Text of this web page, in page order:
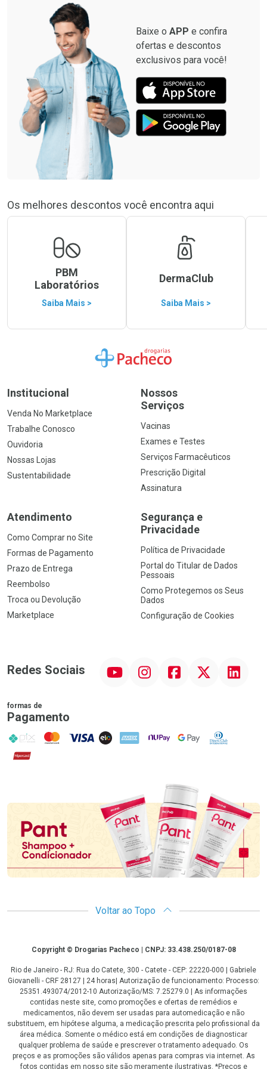
Baixe o APP e confira
ofertas e descontos
exclusivos para você!
Os melhores descontos você encontra aqui
PBM
Laboratórios
Saiba Mais >
DermaClub
Saiba Mais >
Ir para a Home
Institucional
Venda No Marketplace
Trabalhe Conosco
Ouvidoria
Nossas Lojas
Sustentabilidade
Nossos
Serviços
Vacinas
Exames e Testes
Serviços Farmacêuticos
Prescrição Digital
Assinatura
Atendimento
Como Comprar no Site
Formas de Pagamento
Prazo de Entrega
Reembolso
Troca ou Devolução
Marketplace
Segurança e
Privacidade
Política de Privacidade
Portal do Titular de Dados
Pessoais
Como Protegemos os Seus
Dados
Configuração de Cookies
Redes Sociais InstagramFacebookTwitter Linkedin
formas de
Pagamento
PIX MasterCard
VISA ELO AMEX NuPay Google PayDiners Club
Hipercard
Voltar ao Topo
CopyrightCopyright © Drogarias Pacheco | CNPJ: 33.438.250/0187-08
Rio de Janeiro - RJ: Rua do Catete, 300 - Catete - CEP: 22220-000 | Gabriele
Giovanelli - CRF 28127 | 24 horas| Autorização de funcionamento: Processo:
25351.493074/2012-10 Autorização/MS: 7.25279.0 | As informações
contidas neste site, como promoções e ofertas de remédios e
medicamentos, não devem ser usadas para automedicação e não
substituem, em hipótese alguma, a medicação prescrita pelo profissional da
área médica. Somente o médico está em condições de diagnosticar
qualquer problema de saúde e prescrever o tratamento adequado. Os
preços e as promoções são válidos apenas para compras via internet. As
fotos contidas em nosso site são meramente ilustrativas. *Preços e